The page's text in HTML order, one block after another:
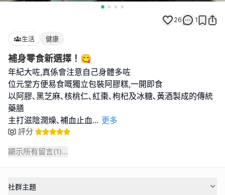
26 1
生活 健康
補身零食新選擇！😋
年紀大咗,真係會注意自己身體多咗
位元堂方便易食嘅獨立包裝阿膠糕,一開即食
以阿膠､黑芝麻､核桃仁､紅棗､枸杞及冰糖､黃酒製成的傳統
藥膳
主打滋陰潤燥､補血止血... 更多
評分
顯示所有留言(1)...
社群主題